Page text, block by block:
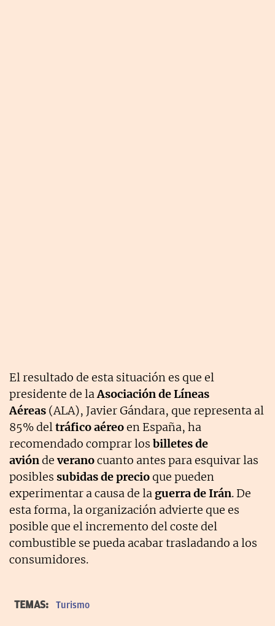
El resultado de esta situación es que el
presidente de laAsociación de Líneas
Aéreas (ALA), Javier Gándara, que representa al
85% deltráfico aéreoen España, ha
recomendado comprar los billetes de
avióndeveranocuanto antes para esquivar las
posibles subidas de precioque pueden
experimentar a causa de la guerra de Irán. De
esta forma, la organización advierte que es
posible que el incremento del coste del
combustible se pueda acabar trasladando a los
consumidores.
TEMAS: Turismo